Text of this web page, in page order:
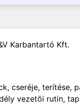
Karbantartó Kft.
cseréje, terítése,
vezetői rutin,